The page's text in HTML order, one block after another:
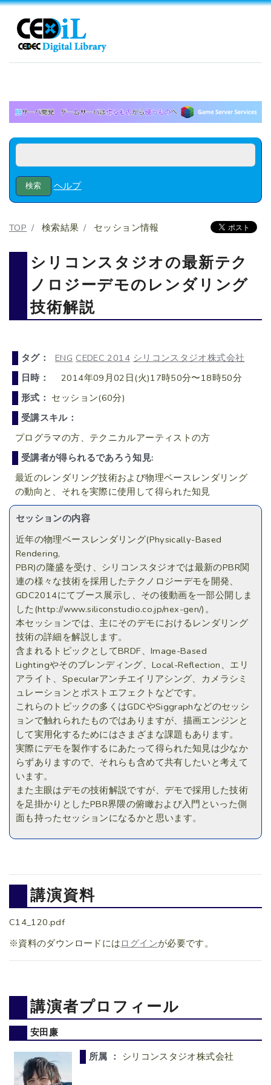
ヘルプ
TOP 検索結果 セッション情報
シリコンスタジオの最新テク
ノロジーデモのレンダリング
技術解説
タグ： ENG CEDEC 2014 シリコンスタジオ株式会社
日時：
2014年09月02日(火)17時50分〜18時50分
形式： セッション(60分)
受講スキル：
プログラマの方、テクニカルアーティストの方
受講者が得られるであろう知見:
最近のレンダリング技術および物理ベースレンダリング
の動向と、それを実際に使用して得られた知見
セッションの内容
近年の物理ベースレンダリング(Physically-Based
Rendering,
PBR)の隆盛を受け、シリコンスタジオでは最新のPBR関
連の様々な技術を採用したテクノロジーデモを開発、
GDC2014にてブース展示し、その後動画を一部公開しま
した(http://www.siliconstudio.co.jp/nex-gen/)。
本セッションでは、主にそのデモにおけるレンダリング
技術の詳細を解説します。
含まれるトピックとしてBRDF、Image-Based
Lightingやそのブレンディング、Local-Reflection、エリ
アライト、Specularアンチエイリアシング、カメラシミ
ュレーションとポストエフェクトなどです。
これらのトピックの多くはGDCやSiggraphなどのセッシ
ョンで触れられたものではありますが、描画エンジンと
して実用化するためにはさまざまな課題もあります。
実際にデモを製作するにあたって得られた知見は少なか
らずありますので、それらも含めて共有したいと考えて
います。
また主眼はデモの技術解説ですが、デモで採用した技術
を足掛かりとしたPBR界隈の俯瞰および入門といった側
面も持ったセッションになるかと思います。
講演資料
C14_120.pdf
※資料のダウンロードには ログインが必要です。
講演者プロフィール
安田廉
所属 ： シリコンスタジオ株式会社